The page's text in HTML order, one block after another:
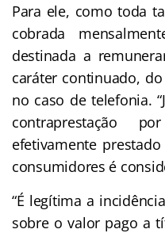
Para ele, como toda
cobrada
destinada a
caráter continuado,
no caso de telefonia.
contraprestação
efetivamente
consumidores é
“É legítima a
sobre o valor pago a